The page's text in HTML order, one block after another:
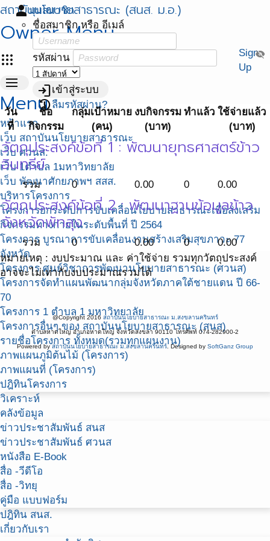
สถาบันนโยบายสาธารณะ (สนส. ม.อ.)
Owner Menu
apps
personมุมสมาชิก
ชื่อสมาชิก หรือ อีเมล์
รหัสผ่าน visibility_off
loginเข้าสู่ระบบ
restoreลืมรหัสผ่าน?
Sign
Up
menu
Menu
หน้าแรก
เว็บ สถาบันนโยบายสาธารณะ
เว็บ ศวนส.
เว็บ 1ตำบล 1มหาวิทยาลัย
เว็บ พัฒนาศักยภาพฯ สสส.
บริหารโครงการ
โครงการยกระดับการขับเคลื่อนโยบายสาธารณะเพื่อส่งเสริม
กิจกรรมทางกายในระดับพื้นที่ ปี 2564
โครงการ บูรณาการขับเคลื่อนงานสร้างเสริมสุขภาวะ 77
จังหวัด
โครงการ ศูนย์วิชาการพัฒนานโยบายสาธารณะ (ศวนส)
โครงการจัดทำแผนพัฒนากลุ่มจังหวัดภาคใต้ชายแดน ปี 66-
70
โครงการ 1 ตำบล 1 มหาวิทยาลัย
โครงการอื่นๆ ของ สถาบันนโยบายสาธารณะ (สนส)
รายชื่อโครงการ ทั้งหมด(รวมทุกแผนงาน)
ภาพแผนภูมิต้นไม้ (โครงการ)
ภาพแผนที่ (โครงการ)
ปฎิทินโครงการ
วิเคราะห์
คลังข้อมูล
ข่าวประชาสัมพันธ์ สนส
ข่าวประชาสัมพันธ์ ศวนส
หนังสือ E-Book
สื่อ -วีดีโอ
สื่อ -วิทยุ
คู่มือ แบบฟอร์ม
ปฎิทิน สนส.
เกี่ยวกับเรา
วัน
ที่
ชื่อ
กิจกรรม
กลุ่มเป้าหมาย
(คน)
งบกิจกรรม
(บาท)
ทำแล้ว ใช้จ่ายแล้ว
(บาท)
วัตถุประสงค์ข้อที่1: พัฒนายุทธศาสตร์ข้าว
อินทรีย์
รวม 0 0.00 0 0.00
วัตถุประสงค์ข้อที่2: พัฒนาฐานข้อมูลข้าว
จังหวัดพัทลุง
รวม 0 0.00 0
0.00
หมายเหตุ : งบประมาณ และ ค่าใช้จ่าย รวมทุกวัตถุประสงค์
อาจจะไม่เท่ากับงบประมาณรวมได้
@Copyright 2016 สถาบันนโยบายสาธารณะ ม.สงขลานครินทร์
ตำบลหาดใหญ่ อำเภอหาดใหญ่ จังหวัดสงขลา 90110 โทรศัพท์ 074-282900-2
Powered byสถาบันนโยบายสาธารณะ ม.สงขลานครินทร์. Designed by SoftGanz Group